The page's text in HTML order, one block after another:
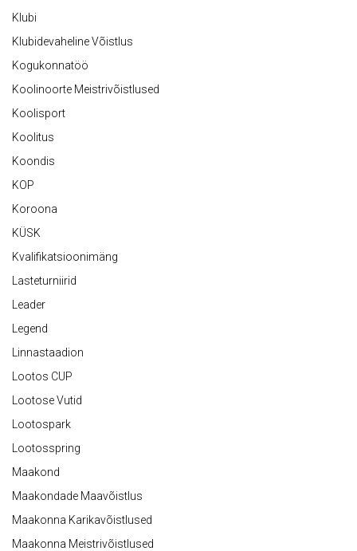
Klubi
Klubidevaheline Võistlus
Kogukonnatöö
Koolinoorte Meistrivõistlused
Koolisport
Koolitus
Koondis
KOP
Koroona
KÜSK
Kvalifikatsioonimäng
Lasteturniirid
Leader
Legend
Linnastaadion
Lootos CUP
Lootose Vutid
Lootospark
Lootosspring
Maakond
Maakondade Maavõistlus
Maakonna Karikavõistlused
Maakonna Meistrivõistlused